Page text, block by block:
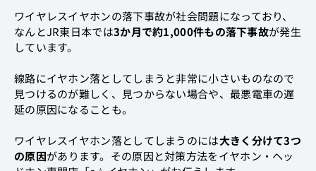
ワイヤレスイヤホンの落下事故が社会問題になっており、
なんとJR東日本では3か月で約1,000件もの落下事故が発生
しています。
線路にイヤホン落としてしまうと非常に小さいものなので
見つけるのが難しく、見つからない場合や、最悪電車の遅
延の原因になることも。
ワイヤレスイヤホン落としてしまうのには大きく分けて3つ
の原因があります。その原因と対策方法をイヤホン・ヘッ